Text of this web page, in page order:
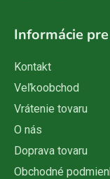
Informácie
Kontakt
Veľkoobchod
Vrátenie tovaru
O nás
Doprava tovaru
Obchodné